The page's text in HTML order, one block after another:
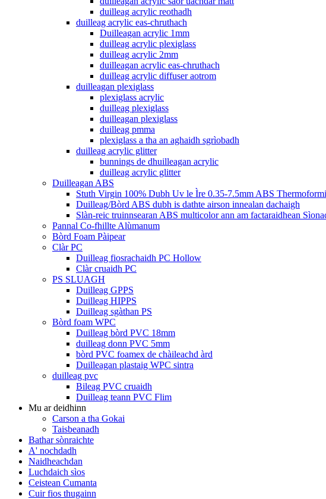
duilleag acrylic reothadh
duilleag acrylic eas-chruthach
Duilleagan acrylic 1mm
duilleag acrylic plexiglass
duilleag acrylic 2mm
duilleagan acrylic eas-chruthach
duilleag acrylic diffuser aotrom
duilleagan plexiglass
plexiglass acrylic
duilleag plexiglass
duilleagan plexiglass
duilleag pmma
plexiglass a tha an aghaidh sgrìobadh
duilleag acrylic glitter
bunnings de dhuilleagan acrylic
duilleag acrylic glitter
Duilleagan ABS
Stuth Virgin 100% Dubh Uv le Ìre 0.35-7.5mm ABS
Duilleag/Bòrd ABS dubh is dathte airson innealan dachaigh
Slàn-reic truinnsearan ABS multicolor ann am factaraidhean
Pannal Co-fhillte Alùmanum
Bòrd Foam Pàipear
Clàr PC
Duilleag fiosrachaidh PC Hollow
Clàr cruaidh PC
PS SLUAGH
Duilleag GPPS
Duilleag HIPPS
Duilleag sgàthan PS
Bòrd foam WPC
Duilleag bòrd PVC 18mm
duilleag donn PVC 5mm
bòrd PVC foamex de chàileachd àrd
Duilleagan plastaig WPC sintra
duilleag pvc
Bileag PVC cruaidh
Duilleag teann PVC Flim
Mu ar deidhinn
Carson a tha Gokai
Taisbeanadh
Bathar sònraichte
A' nochdadh
Naidheachdan
Luchdaich sìos
Ceistean Cumanta
Cuir fios thugainn